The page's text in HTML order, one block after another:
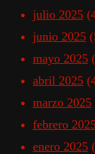
julio 2025
junio 2025
mayo 2025
abril 2025
marzo 2025
febrero
enero 2025